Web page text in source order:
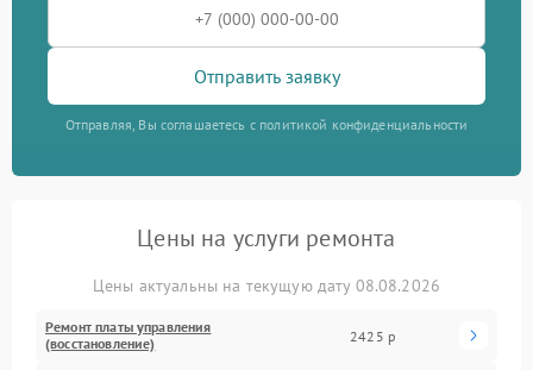
Отправить заявку
Отправляя, Вы соглашаетесь с политикой конфиденциальности
Цены на услуги ремонта
Цены актуальны на текущую дату 08.08.2026
Ремонт платы управления
(восстановление)
2425 р